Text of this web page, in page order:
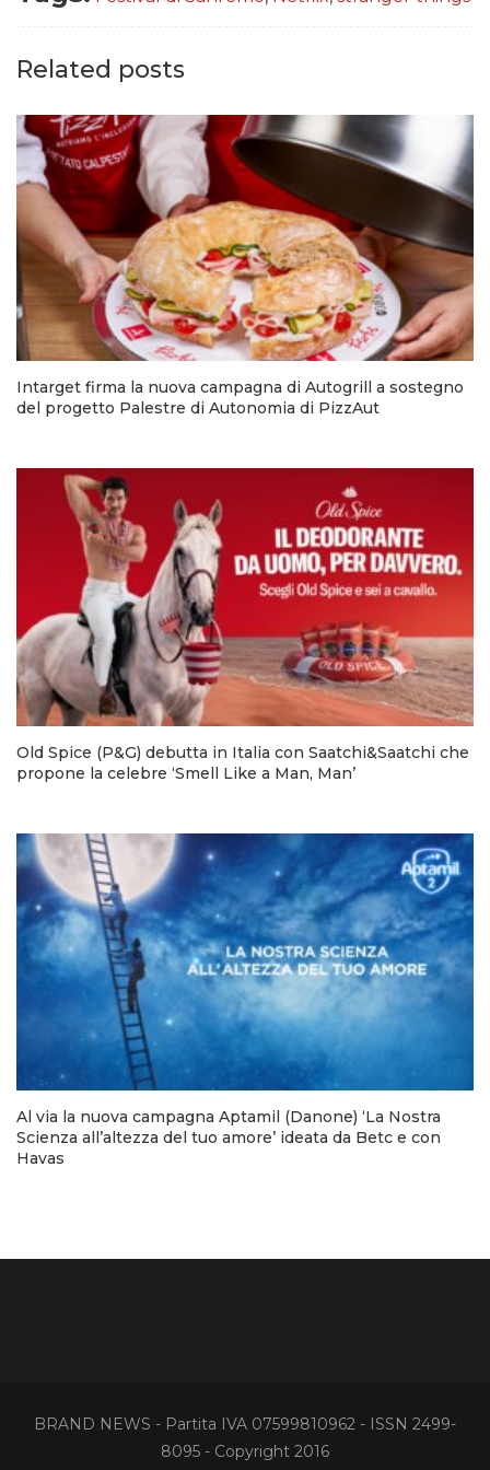
Related posts
Intarget firma la nuova campagna di Autogrill a sostegno
del progetto Palestre di Autonomia di PizzAut
Old Spice (P&G) debutta in Italia con Saatchi&Saatchi che
propone la celebre ‘Smell Like a Man, Man’
Al via la nuova campagna Aptamil (Danone) ‘La Nostra
Scienza all’altezza del tuo amore’ ideata da Betc e con
Havas
BRAND NEWS - Partita IVA 07599810962 - ISSN 2499-
8095 - Copyright 2016